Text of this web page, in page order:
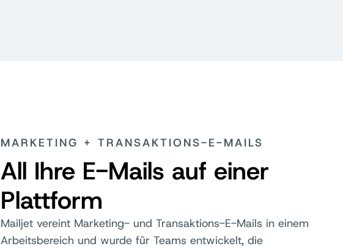
MARKETING + TRANSAKTIONS-E-MAILS
All Ihre E-Mails auf einer
Plattform
Mailjet vereint Marketing- und Transaktions-E-Mails in einem
Arbeitsbereich und wurde für Teams entwickelt, die